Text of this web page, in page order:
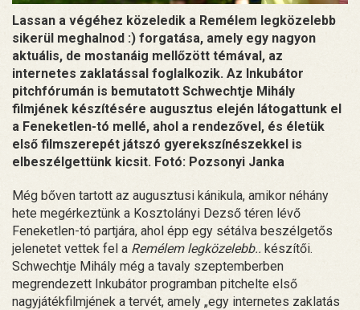
Lassan a végéhez közeledik a Remélem legközelebb
sikerül meghalnod :) forgatása, amely egy nagyon
aktuális, de mostanáig mellőzött témával, az
internetes zaklatással foglalkozik. Az Inkubátor
pitchfórumán is bemutatott Schwechtje Mihály
filmjének készítésére augusztus elején látogattunk el
a Feneketlen-tó mellé, ahol a rendezővel, és életük
első filmszerepét játszó gyerekszínészekkel is
elbeszélgettünk kicsit. Fotó: Pozsonyi Janka
Még bőven tartott az augusztusi kánikula, amikor néhány
hete megérkeztünk a Kosztolányi Dezső téren lévő
Feneketlen-tó partjára, ahol épp egy sétálva beszélgetős
jelenetet vettek fel a Remélem legközelebb.. készítői.
Schwechtje Mihály még a tavaly szeptemberben
megrendezett Inkubátor programban pitchelte első
nagyjátékfilmjének a tervét, amely „egy internetes zaklatás